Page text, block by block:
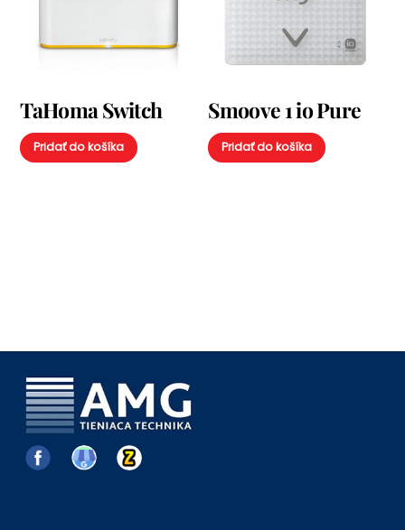
TaHoma Switch
Pridať do košíka
Smoove 1 io Pure
Pridať do košíka